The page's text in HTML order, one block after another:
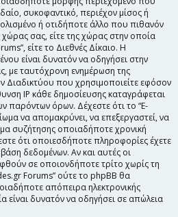
συκοφαντικό, περιέχον μίσος ή
ή οτιδήποτε άλλο που πιθανόν
χώρας σας, είτε της χώρας στην οποία
είτε το Διεθνές Δίκαιο. Η
είναι δυνατόν να οδηγήσει στην
με ταυτόχρονη ενημέρωση της
Διαδικτύου που χρησιμοποιείτε εφόσον
IP κάθε δημοσίευσης καταγράφεται
παρόντων όρων. Δέχεστε ότι το “E-
να απομακρύνει, να επεξεργαστεί, να
συζήτησης οποιαδήποτε χρονική
ότι οποιεσδήποτε πληροφορίες έχετε
δεδομένων. Αν και αυτές οι
σε οποιονδήποτε τρίτο χωρίς τη
Forums” ούτε το phpBB θα
απόπειρα ηλεκτρονικής
είναι δυνατόν να οδηγήσει σε απώλεια